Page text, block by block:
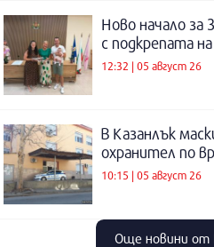
Ново начало за
с подкрепата
12:32 | 05 август 26
В Казанлък
охранител по
10:15 | 05 август 26
Още новини от